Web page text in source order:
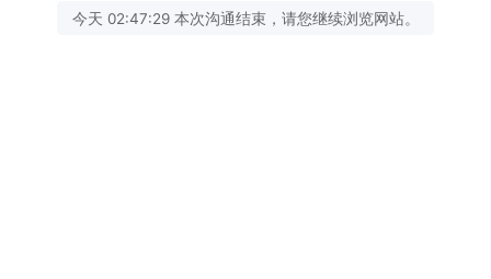
今天 02:47:29 本次沟通结束，请您继续浏览网站。